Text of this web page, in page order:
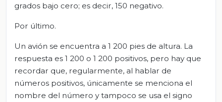
grados bajo cero; es decir, 150 negativo.
Por último.
Un avión se encuentra a 1 200 pies de altura. La
respuesta es 1 200 o 1 200 positivos, pero hay que
recordar que, regularmente, al hablar de
números positivos, únicamente se menciona el
nombre del número y tampoco se usa el signo